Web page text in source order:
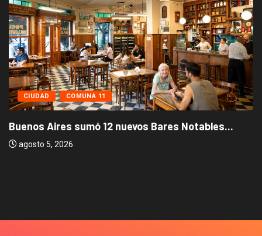
CIUDAD COMUNA 11
Buenos Aires sumó 12 nuevos Bares Notables...
agosto 5, 2026